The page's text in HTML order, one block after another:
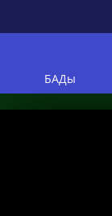
БАДы